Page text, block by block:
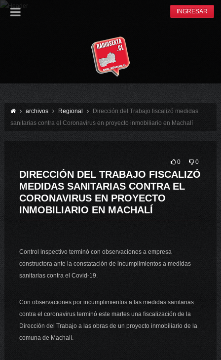
INGRESAR
archivos Regional
Dirección del Trabajo fiscalizó medidas
sanitarias contra el Coronavirus en proyecto inmobiliario en Machalí
0 0
DIRECCIÓN DEL TRABAJO FISCALIZÓ
MEDIDAS SANITARIAS CONTRA EL
CORONAVIRUS EN PROYECTO
INMOBILIARIO EN MACHALÍ
Control inspectivo terminó con observaciones a empresa
constructora ante la constatación de incumplimientos a medidas
sanitarias contra el Covid-19.
Con observaciones por incumplimientos a las medidas sanitarias
contra el coronavirus terminó este martes una fiscalización de la
Dirección del Trabajo a las obras de un proyecto inmobiliario de la
comuna de Machalí.